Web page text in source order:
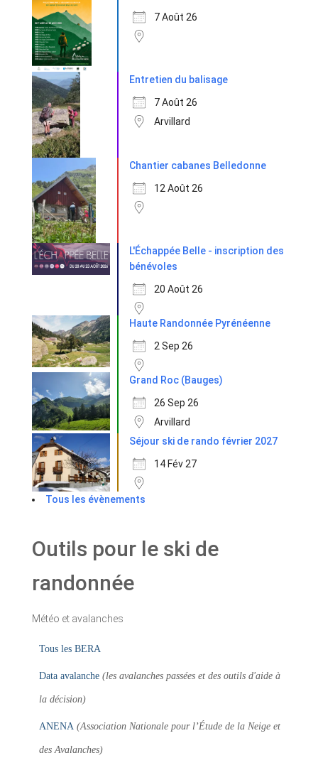
7 Août 26
Entretien du balisage
7 Août 26
Arvillard
Chantier cabanes Belledonne
12 Août 26
L'Échappée Belle - inscription des
bénévoles
20 Août 26
Haute Randonnée Pyrénéenne
2 Sep 26
Grand Roc (Bauges)
26 Sep 26
Arvillard
Séjour ski de rando février 2027
14 Fév 27
Tous les évènements
Outils pour le ski de
randonnée
Météo et avalanches
Tous les BERA
Data avalanche (les avalanches passées et des outils d'aide à
la décision)
ANENA (Association Nationale pour l’Étude de la Neige et
des Avalanches)